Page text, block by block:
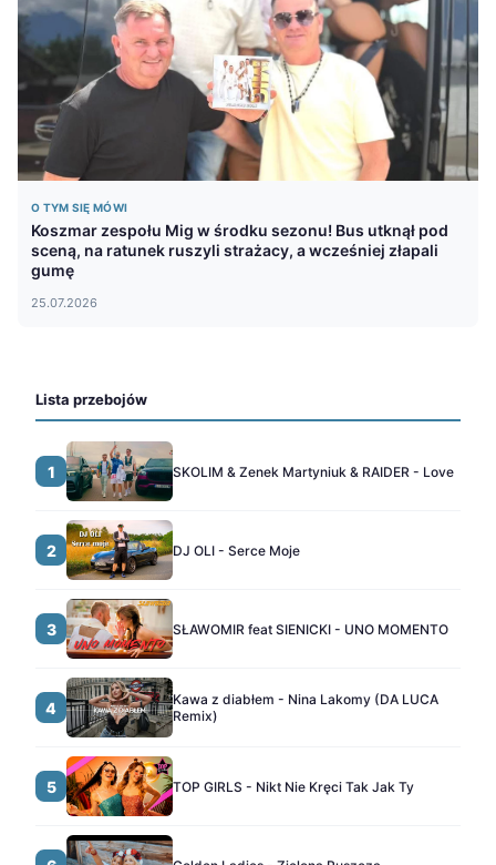
O TYM SIĘ MÓWI
Koszmar zespołu Mig w środku sezonu! Bus utknął pod
sceną, na ratunek ruszyli strażacy, a wcześniej złapali
gumę
25.07.2026
Lista przebojów
1 SKOLIM & Zenek Martyniuk & RAIDER - Love
2 DJ OLI - Serce Moje
3 SŁAWOMIR feat SIENICKI - UNO MOMENTO
4
Kawa z diabłem - Nina Lakomy (DA LUCA
Remix)
5 TOP GIRLS - Nikt Nie Kręci Tak Jak Ty